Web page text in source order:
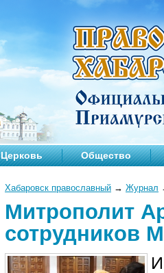
Церковь Общество
Хабаровск православный → Журнал
Митрополит
сотрудников